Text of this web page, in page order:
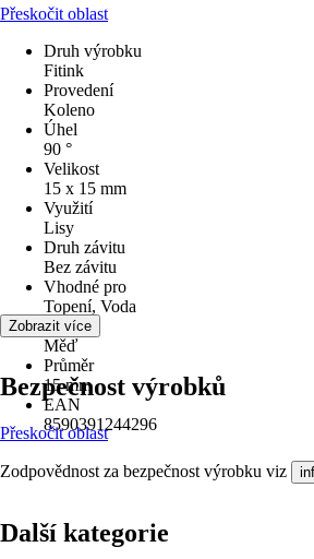
Přeskočit oblast
Druh výrobku
Fitink
Provedení
Koleno
Úhel
90 °
Velikost
15 x 15 mm
Využití
Lisy
Druh závitu
Bez závitu
Vhodné pro
Topení, Voda
Materiál
Měď
Průměr
15 mm
EAN
8590391244296
Zobrazit více
Bezpečnost výrobků
Přeskočit oblast
Zodpovědnost za bezpečnost výrobku viz
Další kategorie